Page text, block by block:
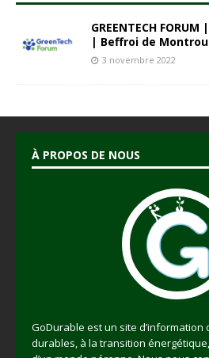
GREENTECH
| Beffroi de
3 novembre 2022
À PROPOS DE NOUS
GoDurable est un site
durables, à la transition